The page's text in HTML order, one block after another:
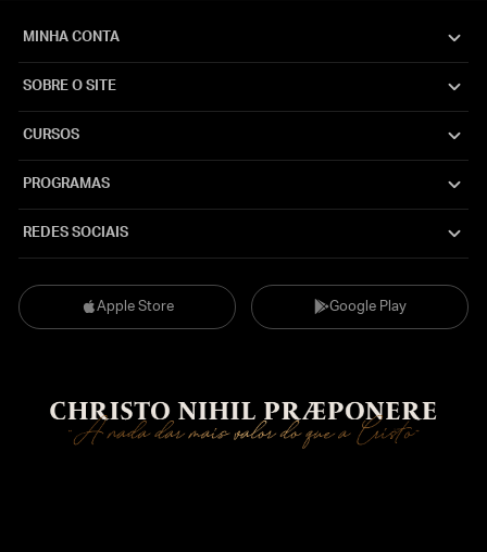
Apple Store Google Play
MINHA CONTA
SOBRE O SITE
CURSOS
PROGRAMAS
REDES SOCIAIS